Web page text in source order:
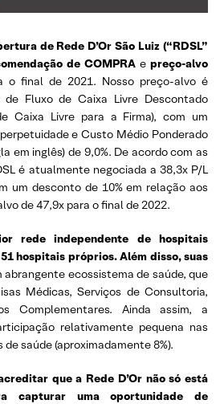
de Rede D’Or São Luiz (“RDSL”
de COMPRA e preço-alvo
o final de 2021. Nosso preço-alvo é
Fluxo de Caixa Livre Descontado
Caixa Livre para a Firma), com um
e Custo Médio Ponderado
em inglês) de 9,0%. De acordo com as
é atualmente negociada a 38,3x P/L
um desconto de 10% em relação aos
de 47,9x para o final de 2022.
rede independente de hospitais
hospitais próprios. Além disso, suas
abrangente ecossistema de saúde, que
Médicas, Serviços de Consultoria,
Complementares. Ainda assim, a
relativamente pequena nas
saúde (aproximadamente 8%).
que a Rede D’Or não só está
capturar uma oportunidade de